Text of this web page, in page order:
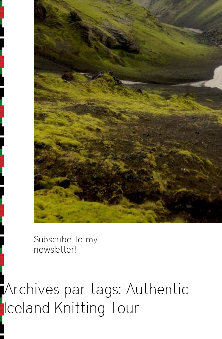
Subscribe to my
newsletter!
Archives par tags: Authentic
Iceland Knitting Tour